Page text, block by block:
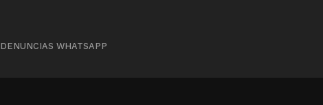
DENUNCIAS WHATSAPP